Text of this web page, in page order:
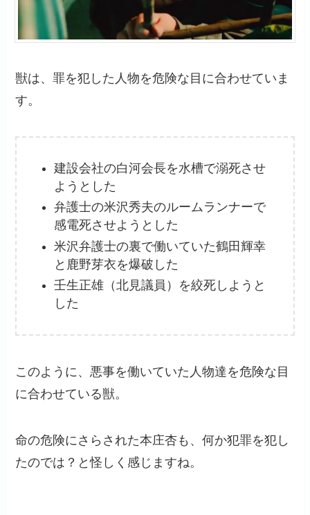
獣は、罪を犯した人物を危険な目に合わせていま
す。
建設会社の白河会長を水槽で溺死させ
ようとした
弁護士の米沢秀夫のルームランナーで
感電死させようとした
米沢弁護士の裏で働いていた鶴田輝幸
と鹿野芽衣を爆破した
壬生正雄（北見議員）を絞死しようと
した
このように、悪事を働いていた人物達を危険な目
に合わせている獣。
命の危険にさらされた本庄杏も、何か犯罪を犯し
たのでは？と怪しく感じますね。